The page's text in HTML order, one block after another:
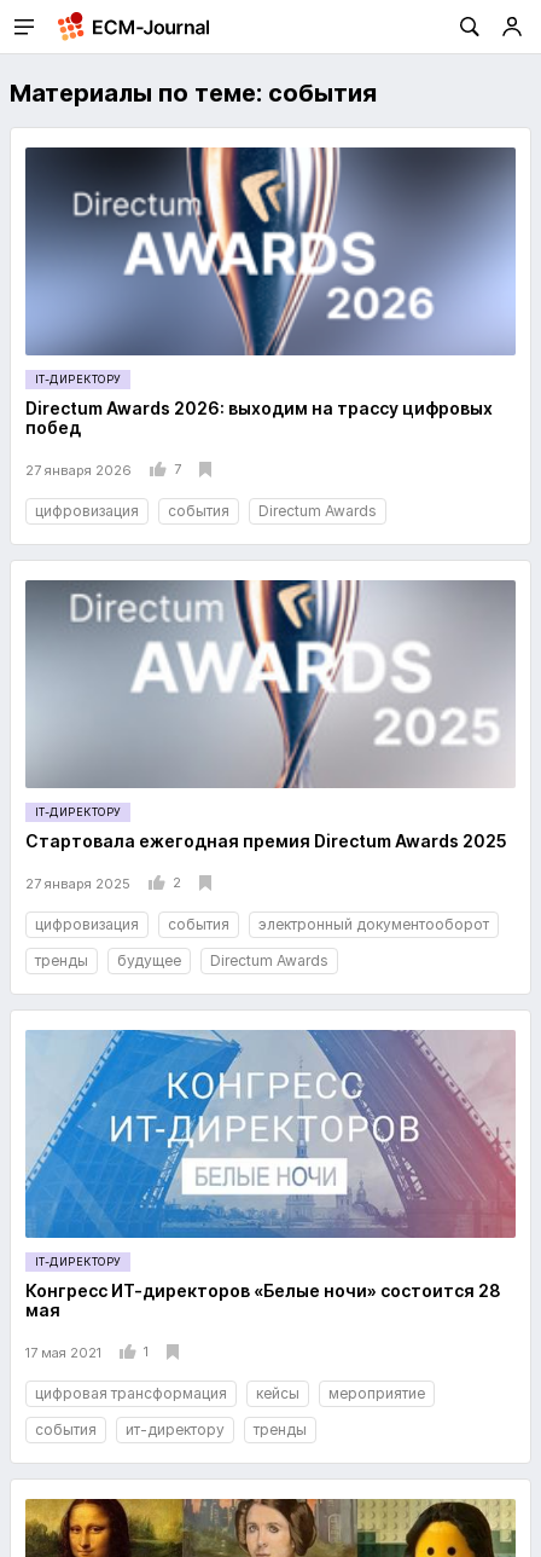
Материалы по теме: события
IT-ДИРЕКТОРУ
Directum Awards 2026: выходим на трассу цифровых
побед
27 января 2026 7
цифровизация события Directum Awards
IT-ДИРЕКТОРУ
Стартовала ежегодная премия Directum Awards 2025
27 января 2025 2
цифровизация события
электронный документооборот
тренды
будущее Directum Awards
IT-ДИРЕКТОРУ
Конгресс ИТ-директоров «Белые ночи» состоится 28
мая
17 мая 2021 1
цифровая трансформация кейсы
мероприятие
события
ит-директору тренды